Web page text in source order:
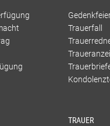
Trauerfall
TRAUER